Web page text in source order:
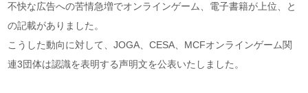
不快な広告への苦情急増でオンラインゲーム、電子書籍が上位、と
の記載がありました。
こうした動向に対して、JOGA、CESA、MCFオンラインゲーム関
連3団体は認識を表明する声明文を公表いたしました。